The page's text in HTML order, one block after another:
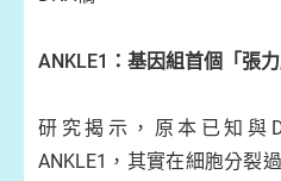
ANKLE1：基因組首個「張
研究揭示，原本已知與
ANKLE1，其實在細胞分裂